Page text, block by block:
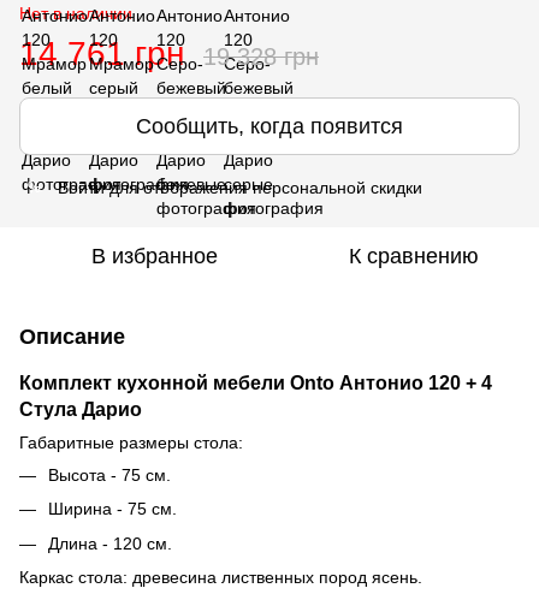
Нет в наличии
14 761 грн 19 328 грн
Сообщить, когда появится
% Войти для отображения персональной скидки
В избранное К сравнению
Описание
Комплект кухонной мебели Onto Антонио 120 + 4
Стула Дарио
Габаритные размеры стола:
Высота - 75 см.
Ширина - 75 см.
Длина - 120 см.
Каркас стола: древесина лиственных пород ясень.